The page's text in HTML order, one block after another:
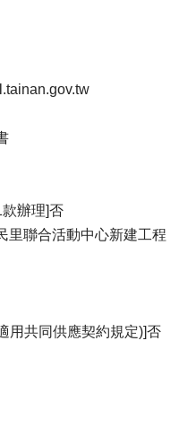
辦理]否
里聯合活動中心新建工程
用共同供應契約規定)]否